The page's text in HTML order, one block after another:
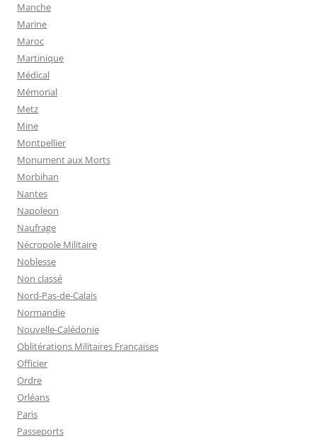
Manche
Marine
Maroc
Martinique
Médical
Mémorial
Metz
Mine
Montpellier
Monument aux Morts
Morbihan
Nantes
Napoleon
Naufrage
Nécropole Militaire
Noblesse
Non classé
Nord-Pas-de-Calais
Normandie
Nouvelle-Calédonie
Oblitérations Militaires Françaises
Officier
Ordre
Orléans
Paris
Passeports